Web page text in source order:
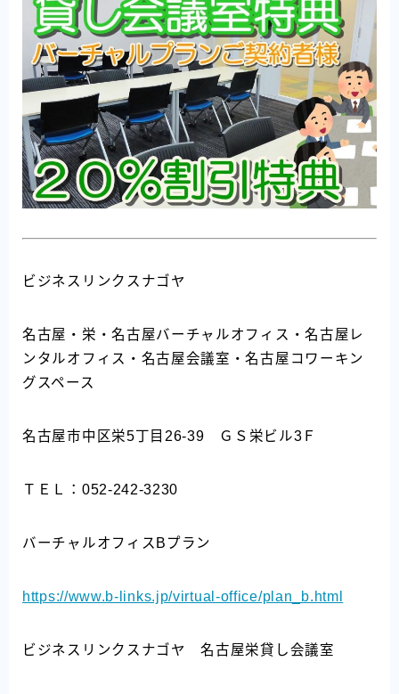
ビジネスリンクスナゴヤ
名古屋・栄・名古屋バーチャルオフィス・名古屋レ
ンタルオフィス・名古屋会議室・名古屋コワーキン
グスペース
名古屋市中区栄5丁目26-39 ＧＳ栄ビル3Ｆ
ＴＥＬ：052-242-3230
バーチャルオフィスBプラン
https://www.b-links.jp/virtual-office/plan_b.html
ビジネスリンクスナゴヤ 名古屋栄貸し会議室